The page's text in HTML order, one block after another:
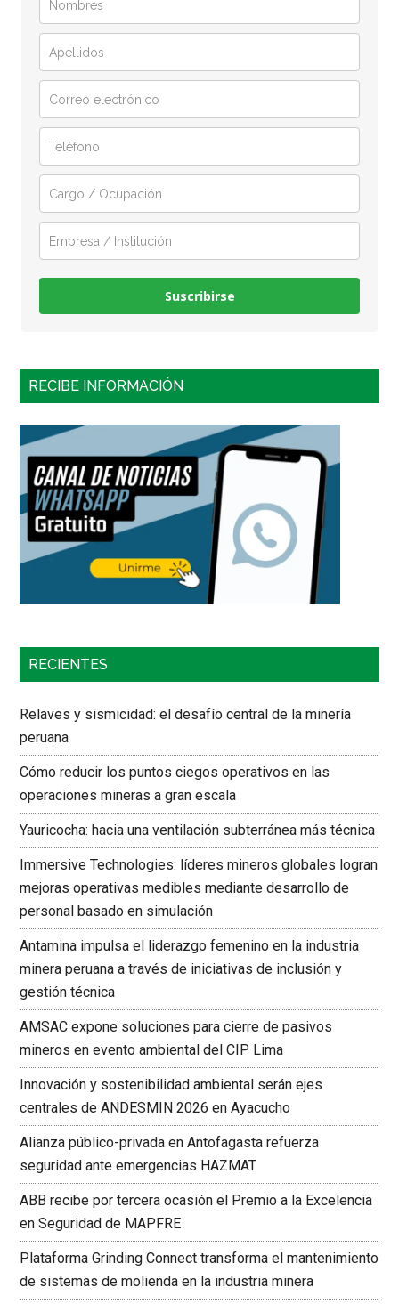
Suscribirse
RECIBE INFORMACIÓN
RECIENTES
Relaves y sismicidad: el desafío central de la minería
peruana
Cómo reducir los puntos ciegos operativos en las
operaciones mineras a gran escala
Yauricocha: hacia una ventilación subterránea más técnica
Immersive Technologies: líderes mineros globales logran
mejoras operativas medibles mediante desarrollo de
personal basado en simulación
Antamina impulsa el liderazgo femenino en la industria
minera peruana a través de iniciativas de inclusión y
gestión técnica
AMSAC expone soluciones para cierre de pasivos
mineros en evento ambiental del CIP Lima
Innovación y sostenibilidad ambiental serán ejes
centrales de ANDESMIN 2026 en Ayacucho
Alianza público-privada en Antofagasta refuerza
seguridad ante emergencias HAZMAT
ABB recibe por tercera ocasión el Premio a la Excelencia
en Seguridad de MAPFRE
Plataforma Grinding Connect transforma el mantenimiento
de sistemas de molienda en la industria minera